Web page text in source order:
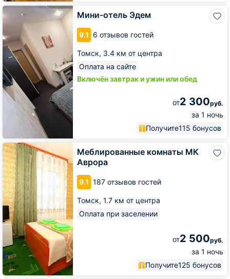
Мини-отель Эдем
9.1 6 отзывов гостей
Томск, 3.4 км от центра
Оплата на сайте
Включён завтрак и ужин или обед
от2 300руб.
за 1 ночь
Получите115 бонусов
Мини-
отель
Меблированные комнаты МК
Аврора
9.1 187 отзывов гостей
Томск, 1.7 км от центра
Оплата при заселении
от2 500руб.
за 1 ночь
Получите125 бонусов
Меблированные
комнаты
МК
Аврора